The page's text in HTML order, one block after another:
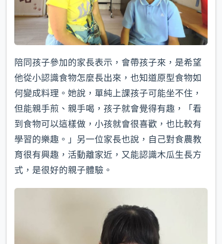
陪同孩子參加的家長表示，會帶孩子來，是希望
他從小認識食物怎麼長出來，也知道原型食物如
何變成料理。她說，單純上課孩子可能坐不住，
但能親手煎、親手喝，孩子就會覺得有趣，「看
到食物可以這樣做，小孩就會很喜歡，也比較有
學習的樂趣。」另一位家長也說，自己對食農教
育很有興趣，活動離家近，又能認識木瓜生長方
式，是很好的親子體驗。